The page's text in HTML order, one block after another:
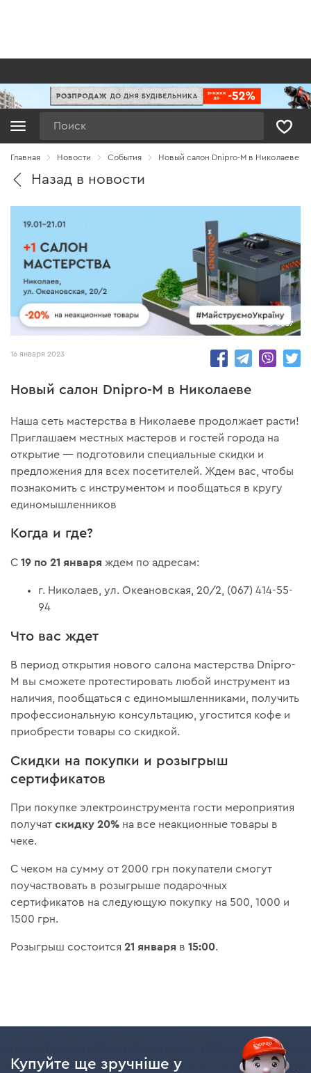
Главная Новости Cобытия Новый салон Dnipro-M в Николаеве
Назад в новости
3057
16 января 2023
Новый салон Dnipro-M в Николаеве
Наша сеть мастерства в Николаеве продолжает расти!
Приглашаем местных мастеров и гостей города на
открытие — подготовили специальные скидки и
предложения для всех посетителей. Ждем вас, чтобы
познакомить с инструментом и пообщаться в кругу
единомышленников
Когда и где?
С19 по 21 января ждем по адресам:
г. Николаев, ул. Океановская, 20/2, (067) 414-55-
94
Что вас ждет
В период открытия нового салона мастерства Dnipro-
M вы сможете протестировать любой инструмент из
наличия, пообщаться с единомышленниками, получить
профессиональную консультацию, угостится кофе и
приобрести товары со скидкой.
Скидки на покупки и розыгрыш
сертификатов
При покупке электроинструмента гости мероприятия
получат скидку 20% на все неакционные товары в
чеке.
С чеком на сумму от 2000 грн покупатели смогут
поучаствовать в розыгрыше подарочных
сертификатов на следующую покупку на 500, 1000 и
1500 грн.
Розыгрыш состоится21 января в 15:00.
Купуйте ще зручніше у